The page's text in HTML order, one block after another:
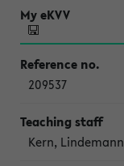
209537
Kern, Lindemann